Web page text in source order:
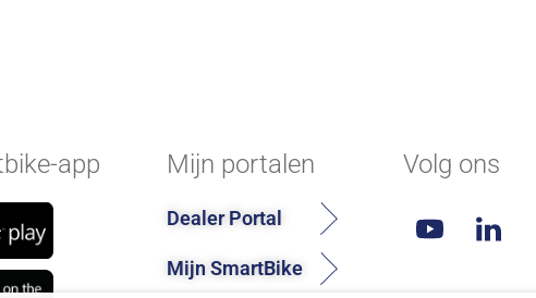
app Mijn portalen
Dealer Portal
Mijn SmartBike
Volg ons